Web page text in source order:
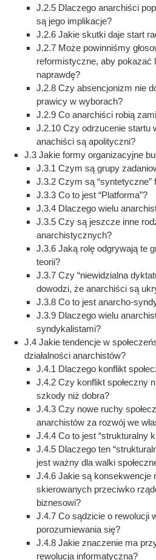
J.2.5 Dlaczego anarchiści
są jego implikacje?
J.2.6 Jakie skutki daje start
J.2.7 Może powinniśmy
reformistyczne, aby pokazać
naprawdę?
J.2.8 Czy absencjonizm nie
prawicy w wyborach?
J.2.9 Co anarchiści robią
J.2.10 Czy odrzucenie startu
anachiści są apolityczni?
J.3 Jakie formy organizacyjne
J.3.1 Czym są grupy
J.3.2 Czym są “syntetyczne”
J.3.3 Co to jest “Platforma”?
J.3.4 Dlaczego wielu
J.3.5 Czy są jeszcze inne
anarchistycznych?
J.3.6 Jaką rolę odgrywają te
teorii?
J.3.7 Czy “niewidzialna
dowodzi, że anarchiści są
J.3.8 Co to jest anarcho-
J.3.9 Dlaczego wielu
syndykalistami?
J.4 Jakie tendencje w
działalności anarchistów?
J.4.1 Dlaczego konflikt
J.4.2 Czy konflikt społeczny
szkody niż dobra?
J.4.3 Czy nowe ruchy
anarchistów za rozwój we
J.4.4 Co to jest “strukturalny
J.4.5 Dlaczego ten
jest ważny dla walki
J.4.6 Jakie są konsekwencje
skierowanych przeciwko
biznesowi?
J.4.7 Co sądzicie o rewolucji
porozumiewania się?
J.4.8 Jakie znaczenie ma
rewolucja informatyczna?